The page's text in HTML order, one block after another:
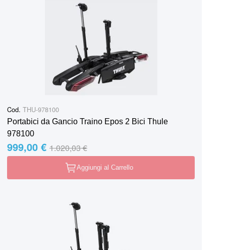
Cod. THU-978100
Portabici da Gancio Traino Epos 2 Bici Thule
978100
Special Price
999,00 € Regular Price
1.020,03 €
Aggiungi al Carrello